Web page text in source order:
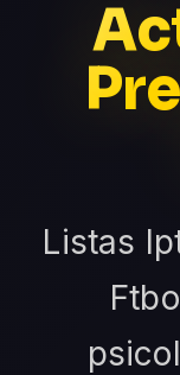
Listas